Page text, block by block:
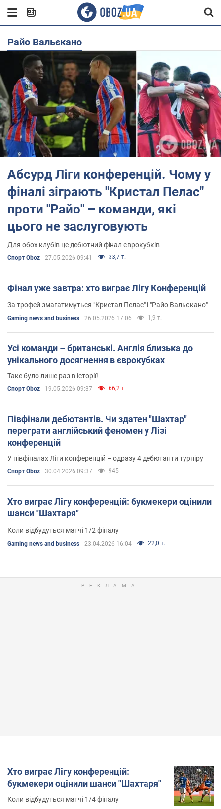
Райо Вальєкано
Абсурд Ліги конференцій. Чому у
фіналі зіграють "Кристал Пелас"
проти "Райо" – команди, які
цього не заслуговують
Для обох клубів це дебютний фінал єврокубків
Спорт Oboz 27.05.2026 09:41 33,7 т.
Фінал уже завтра: хто виграє Лігу Конференцій
За трофей змагатимуться "Кристал Пелас" і "Райо Вальєкано"
Gaming news and business 26.05.2026 17:06 1,9 т.
Усі команди – британські. Англія близька до
унікального досягнення в єврокубках
Таке було лише раз в історії!
Спорт Oboz 19.05.2026 09:37 66,2 т.
Півфінали дебютантів. Чи здатен "Шахтар"
переграти англійський феномен у Лізі
конференцій
У півфіналах Ліги конференцій – одразу 4 дебютанти турніру
Спорт Oboz 30.04.2026 09:37 945
Хто виграє Лігу конференцій: букмекери оцінили
шанси "Шахтаря"
Коли відбудуться матчі 1/2 фіналу
Gaming news and business 23.04.2026 16:04 22,0 т.
Хто виграє Лігу конференцій:
букмекери оцінили шанси "Шахтаря"
Коли відбудуться матчі 1/4 фіналу